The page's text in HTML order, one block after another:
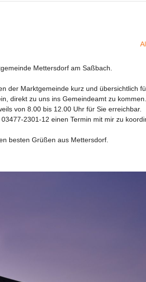
Mettersdorf am Saßbach.
der Marktgemeinde kurz und übersichtlich
direkt zu uns ins Gemeindeamt zu kommen.
von 8.00 bis 12.00 Uhr für Sie erreichbar.
03477-2301-12 einen Termin mit mir zu